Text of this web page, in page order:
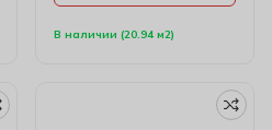
В наличии (20.94 м2)